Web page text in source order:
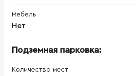
Мебель
Нет
Подземная парковка:
Количество мест